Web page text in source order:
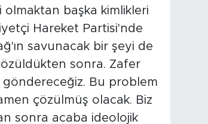
başka kimlikleri
Hareket Partisi'nde
savunacak bir şeyi de
sonra. Zafer
göndereceğiz. Bu problem
çözülmüş olacak. Biz
sonra acaba ideolojik